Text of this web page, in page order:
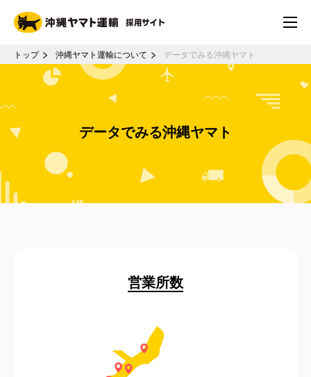
トップ 沖縄ヤマト運輸について データでみる沖縄ヤマト
データでみる沖縄ヤマト
営業所数